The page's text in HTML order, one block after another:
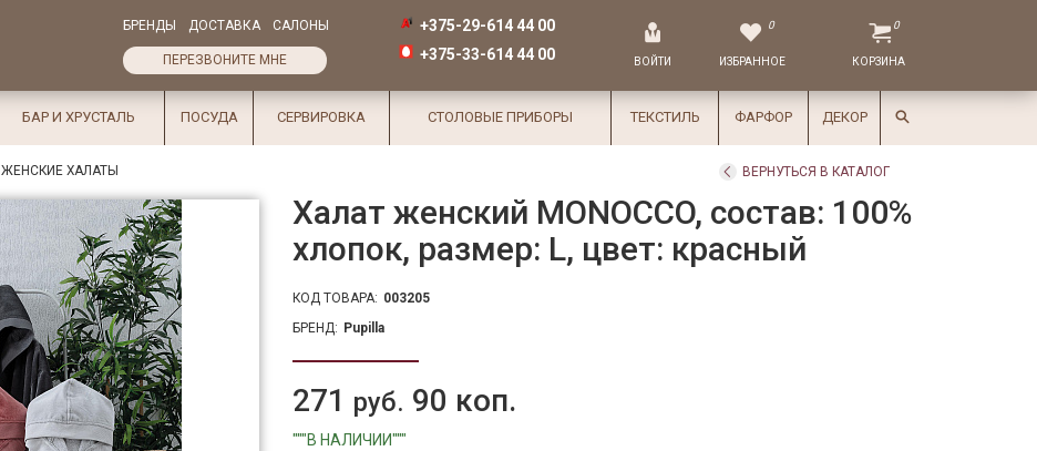
БРЕНДЫ ДОСТАВКА САЛОНЫ
ПЕРЕЗВОНИТЕ МНЕ
+375-29-614 44 00
+375-33-614 44 00
ВОЙТИ
0
ИЗБРАННОЕ
0
КОРЗИНА
БАР И ХРУСТАЛЬ ПОСУДА СЕРВИРОВКА СТОЛОВЫЕ ПРИБОРЫ ТЕКСТИЛЬ ФАРФОР ДЕКОР
ЖЕНСКИЕ ХАЛАТЫ ВЕРНУТЬСЯ В КАТАЛОГ
Халат женский MONOCCO, состав: 100%
хлопок, размер: L, цвет: красный
КОД ТОВАРА: 003205
БРЕНД: Pupilla
271 руб. 90 коп.
"""В НАЛИЧИИ"""